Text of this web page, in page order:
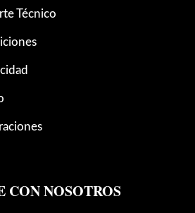
Técnico
CON NOSOTROS